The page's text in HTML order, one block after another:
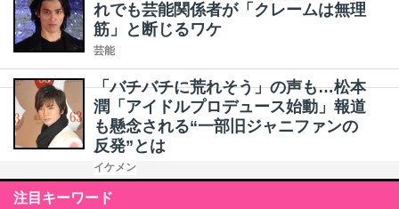
れでも芸能関係者が「クレームは無理
筋」と断じるワケ
芸能
「バチバチに荒れそう」の声も…松本
潤「アイドルプロデュース始動」報道
も懸念される“一部旧ジャニファンの
反発”とは
イケメン
注目キーワード